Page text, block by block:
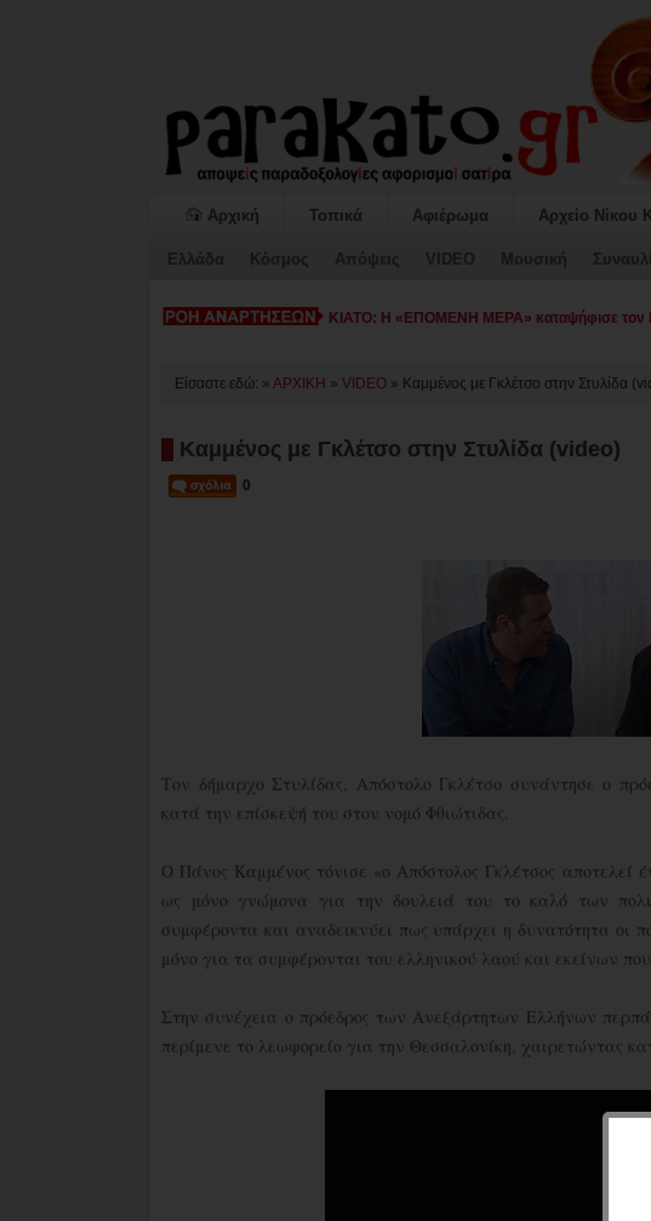
Αρχική Τοπικά Αφιέρωμα Αρχείο Νίκου
Ελλάδα Κόσμος Απόψεις VIDEO Μουσική
ΚΙΑΤΟ: Η «ΕΠΟΜΕΝΗ ΜΕΡΑ» καταψήφισε τον
Είσαστε εδώ: » ΑΡΧΙΚΗ » VIDEO » Καμμένος με Γκλέτσο στην Στυλίδα
Καμμένος με Γκλέτσο στην Στυλίδα (video)
0
Τον δήμαρχο Στυλίδας, Απόστολο Γκλέτσο συνάντησε ο
κατά την επίσκεψή του στον νομό Φθιώτιδας.
Ο Πάνος Καμμένος τόνισε «ο Απόστολος Γκλέτσος αποτελεί
ως μόνο γνώμονα για την δουλειά του το καλό των
συμφέροντα και αναδεικνύει πως υπάρχει η δυνατότητα οι
μόνο για τα συμφέρονται του ελληνικού λαού και εκείνων
Στην συνέχεια ο πρόεδρος των Ανεξάρτητων Ελλήνων
περίμενε το λεωφορείο για την Θεσσαλονίκη, χαιρετώντας